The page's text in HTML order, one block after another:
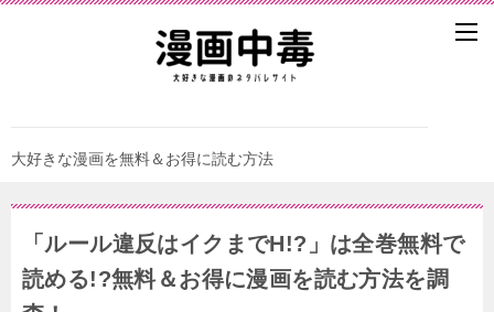
大好きな漫画を無料＆お得に読む方法
「ルール違反はイクまでH!?」は全巻無料で
読める!?無料＆お得に漫画を読む⽅法を調